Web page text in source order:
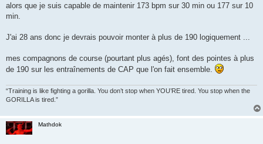
l
u
alors que je suis capable de maintenir 173 bpm sur 30 min ou 177 sur 10
min.
J'ai 28 ans donc je devrais pouvoir monter à plus de 190 logiquement ...
mes compagnons de course (pourtant plus agés), font des pointes à plus
de 190 sur les entraînements de CAP que l'on fait ensemble.
“Training is like fighting a gorilla. You don’t stop when YOU’RE tired. You stop when the
GORILLA is tired.”
Mathdok